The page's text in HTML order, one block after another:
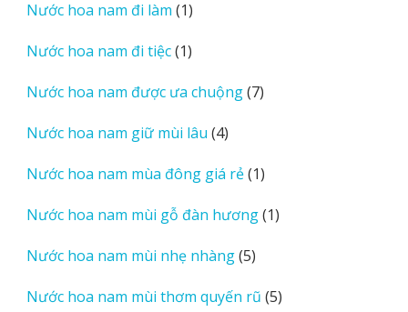
phẩm
Nước hoa nam đi làm 11
phẩm
Nước hoa nam đi tiệc 11
phẩm
Nước hoa nam được ưa chuộng 77
Nước hoa nam giữ mùi lâu 44
phẩm
Nước hoa nam mùa đông giá rẻ 11
phẩm
Nước hoa nam mùi gỗ đàn hương 11
Nước hoa nam mùi nhẹ nhàng 55
phẩm
Nước hoa nam mùi thơm quyến rũ 55